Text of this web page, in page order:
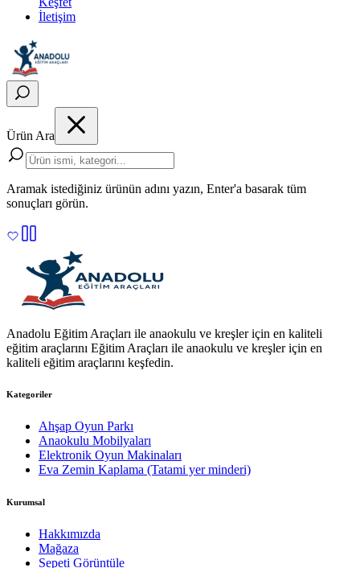
İletişim
Ürün Ara
Aramak istediğiniz ürünün adını yazın, Enter'a basarak tüm
sonuçları görün.
Anadolu Eğitim Araçları ile anaokulu ve kreşler için en kaliteli
eğitim araçlarını Eğitim Araçları ile anaokulu ve kreşler için en
kaliteli eğitim araçlarını keşfedin.
Kategoriler
Ahşap Oyun Parkı
Anaokulu Mobilyaları
Elektronik Oyun Makinaları
Eva Zemin Kaplama (Tatami yer minderi)
Kurumsal
Hakkımızda
Mağaza
Sepeti Görüntüle